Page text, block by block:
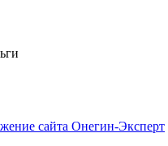
сайта Онегин-Эксперт